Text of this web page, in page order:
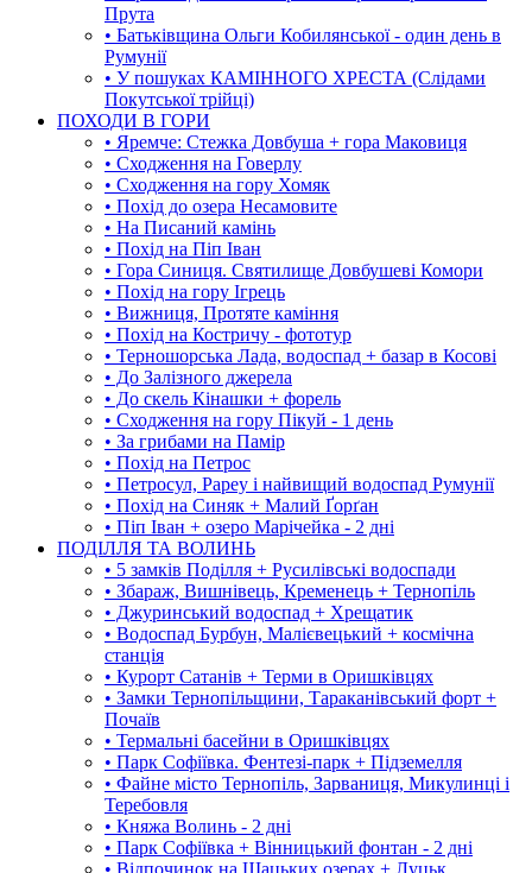
Прута
• Батьківщина Ольги Кобилянської - один день в
Румунії
• У пошуках КАМІННОГО ХРЕСТА (Слідами
Покутської трійці)
ПОХОДИ В ГОРИ
• Яремче: Стежка Довбуша + гора Маковиця
• Сходження на Говерлу
• Сходження на гору Хомяк
• Похід до озера Несамовите
• На Писаний камінь
• Похід на Піп Іван
• Гора Синиця. Святилище Довбушеві Комори
• Похід на гору Ігрець
• Вижниця, Протяте каміння
• Похід на Костричу - фототур
• Терношорська Лада, водоспад + базар в Косові
• До Залізного джерела
• До скель Кінашки + форель
• Сходження на гору Пікуй - 1 день
• За грибами на Памір
• Похід на Петрос
• Петросул, Рареу і найвищий водоспад Румунії
• Похід на Синяк + Малий Ґорґан
• Піп Іван + озеро Марічейка - 2 дні
ПОДІЛЛЯ ТА ВОЛИНЬ
• 5 замків Поділля + Русилівські водоспади
• Збараж, Вишнівець, Кременець + Тернопіль
• Джуринський водоспад + Хрещатик
• Водоспад Бурбун, Малієвецький + космічна
станція
• Курорт Сатанів + Терми в Оришківцях
• Замки Тернопільщини, Тараканівський форт +
Почаїв
• Термальні басейни в Оришківцях
• Парк Софіївка. Фентезі-парк + Підземелля
• Файне місто Тернопіль, Зарваниця, Микулинці і
Теребовля
• Княжа Волинь - 2 дні
• Парк Софіївка + Вінницький фонтан - 2 дні
• Відпочинок на Шацьких озерах + Луцьк